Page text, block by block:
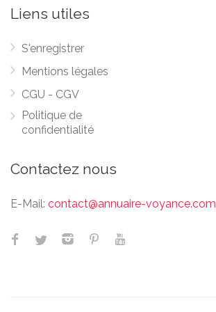
Liens utiles
S'enregistrer
Mentions légales
CGU - CGV
Politique de
confidentialité
Contactez nous
E-Mail: contact@annuaire-voyance.com